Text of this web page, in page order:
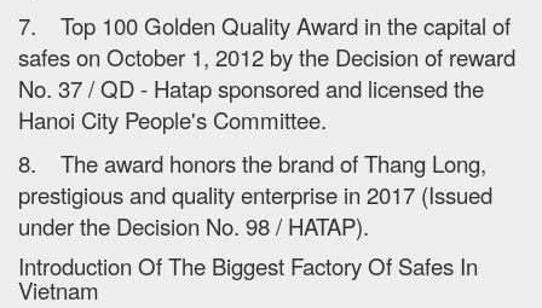
7. Top 100 Golden Quality Award in the capital of
safes on October 1, 2012 by the Decision of reward
No. 37 / QD - Hatap sponsored and licensed the
Hanoi City People's Committee.
8. The award honors the brand of Thang Long,
prestigious and quality enterprise in 2017 (Issued
under the Decision No. 98 / HATAP).
Introduction Of The Biggest Factory Of Safes In
Vietnam